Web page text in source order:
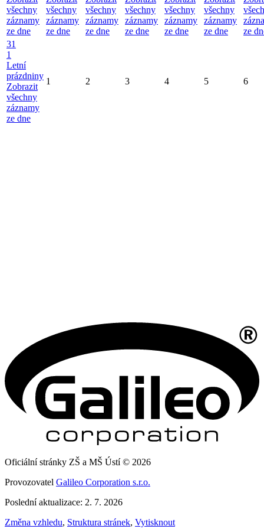
všechny
záznamy
ze dne
všechny
záznamy
ze dne
všechny
záznamy
ze dne
všechny
záznamy
ze dne
všechny
záznamy
ze dne
všechny
záznamy
ze dne
ze
31
1
Letní
prázdniny
Zobrazit
všechny
záznamy
ze dne
1 2 3 4 5 6
Oficiální stránky ZŠ a MŠ Ústí © 2026
Provozovatel Galileo Corporation s.r.o.
Poslední aktualizace: 2. 7. 2026
Změna vzhledu, Struktura stránek, Vytisknout